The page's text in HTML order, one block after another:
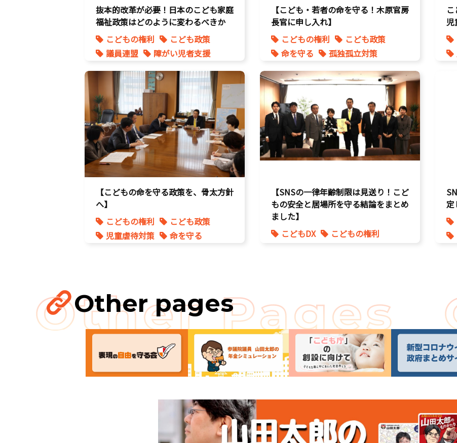
抜本的改革が必要！日本のこども家庭
福祉政策はどのように変わるべきか
こどもの権利
こども政策
議員連盟
障がい児者支援
【こども・若者の命を守る！木原官房
長官に申し入れ】
こどもの権利
こども政策
命を守る
孤独孤立対策
児
【こどもの命を守る政策を、骨太方針
へ】
こどもの権利
こども政策
児童虐待対策
命を守る
【SNSの一律年齢制限は見送り！こど
もの安全と居場所を守る結論をまとめ
ました】
こどもDX
こどもの権利
定
Other pages